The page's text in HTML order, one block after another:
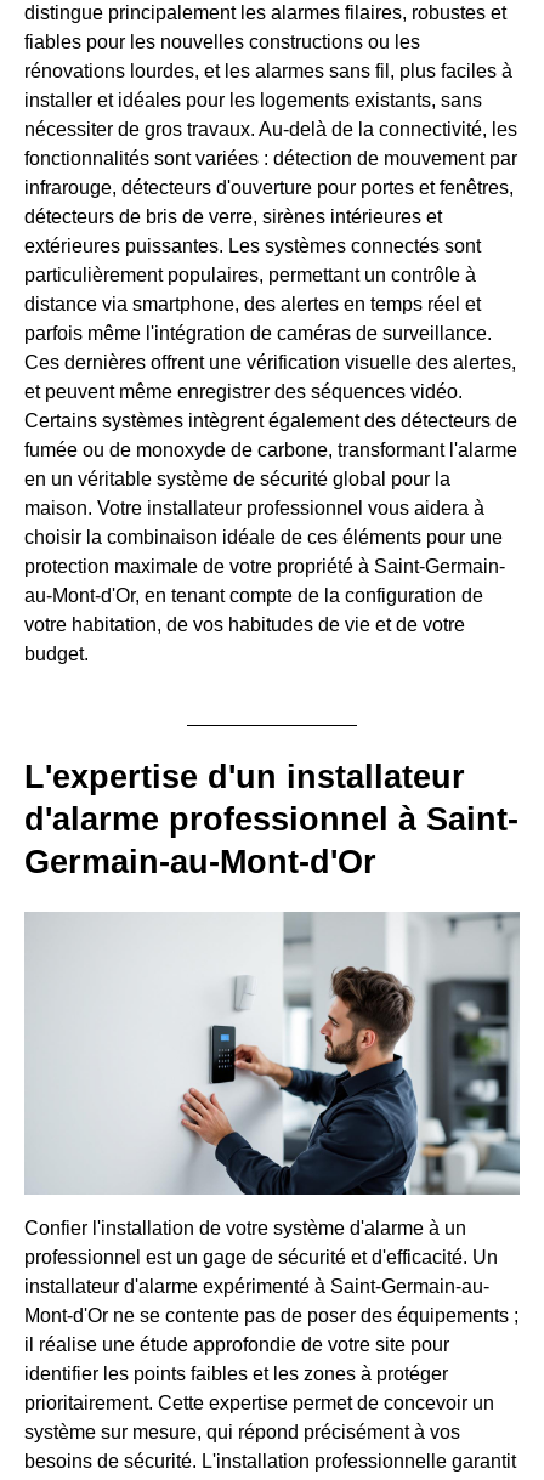
distingue principalement les alarmes filaires, robustes et
fiables pour les nouvelles constructions ou les
rénovations lourdes, et les alarmes sans fil, plus faciles à
installer et idéales pour les logements existants, sans
nécessiter de gros travaux. Au-delà de la connectivité, les
fonctionnalités sont variées : détection de mouvement par
infrarouge, détecteurs d'ouverture pour portes et fenêtres,
détecteurs de bris de verre, sirènes intérieures et
extérieures puissantes. Les systèmes connectés sont
particulièrement populaires, permettant un contrôle à
distance via smartphone, des alertes en temps réel et
parfois même l'intégration de caméras de surveillance.
Ces dernières offrent une vérification visuelle des alertes,
et peuvent même enregistrer des séquences vidéo.
Certains systèmes intègrent également des détecteurs de
fumée ou de monoxyde de carbone, transformant l'alarme
en un véritable système de sécurité global pour la
maison. Votre installateur professionnel vous aidera à
choisir la combinaison idéale de ces éléments pour une
protection maximale de votre propriété à Saint-Germain-
au-Mont-d'Or, en tenant compte de la configuration de
votre habitation, de vos habitudes de vie et de votre
budget.
L'expertise d'un installateur
d'alarme professionnel à Saint-
Germain-au-Mont-d'Or
Confier l'installation de votre système d'alarme à un
professionnel est un gage de sécurité et d'efficacité. Un
installateur d'alarme expérimenté à Saint-Germain-au-
Mont-d'Or ne se contente pas de poser des équipements ;
il réalise une étude approfondie de votre site pour
identifier les points faibles et les zones à protéger
prioritairement. Cette expertise permet de concevoir un
système sur mesure, qui répond précisément à vos
besoins de sécurité. L'installation professionnelle garantit